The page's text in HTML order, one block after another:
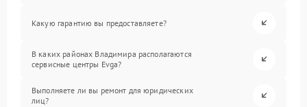
Какую гарантию вы предоставляете?
В каких районах Владимира располагаются
сервисные центры Evga?
Выполняете ли вы ремонт для юридических
лиц?